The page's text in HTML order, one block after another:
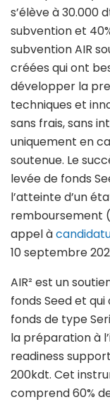
s’élève à 30.000
subvention et
subvention AIR
créées qui ont
développer la
techniques et
sans frais, sans
uniquement en
soutenue. Le
levée de fonds
l’atteinte d’un
remboursement
appel à
10 septembre
AIR² est un
fonds Seed et
fonds de type
la préparation à
readiness
200kdt. Cet
comprend 60%